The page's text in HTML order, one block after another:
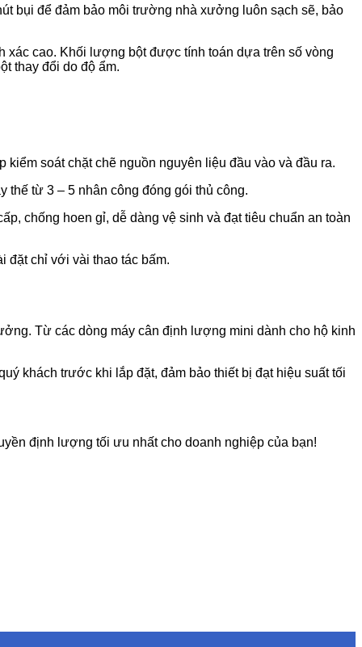
bụi để đảm bảo môi trường nhà xưởng luôn sạch sẽ, bảo
xác cao. Khối lượng bột được tính toán dựa trên số vòng
thay đổi do độ ẩm.
kiểm soát chặt chẽ nguồn nguyên liệu đầu vào và đầu ra.
từ 3 – 5 nhân công đóng gói thủ công.
chống hoen gỉ, dễ dàng vệ sinh và đạt tiêu chuẩn an toàn
đặt chỉ với vài thao tác bấm.
Từ các dòng máy cân định lượng mini dành cho hộ kinh
khách trước khi lắp đặt, đảm bảo thiết bị đạt hiệu suất tối
định lượng tối ưu nhất cho doanh nghiệp của bạn!